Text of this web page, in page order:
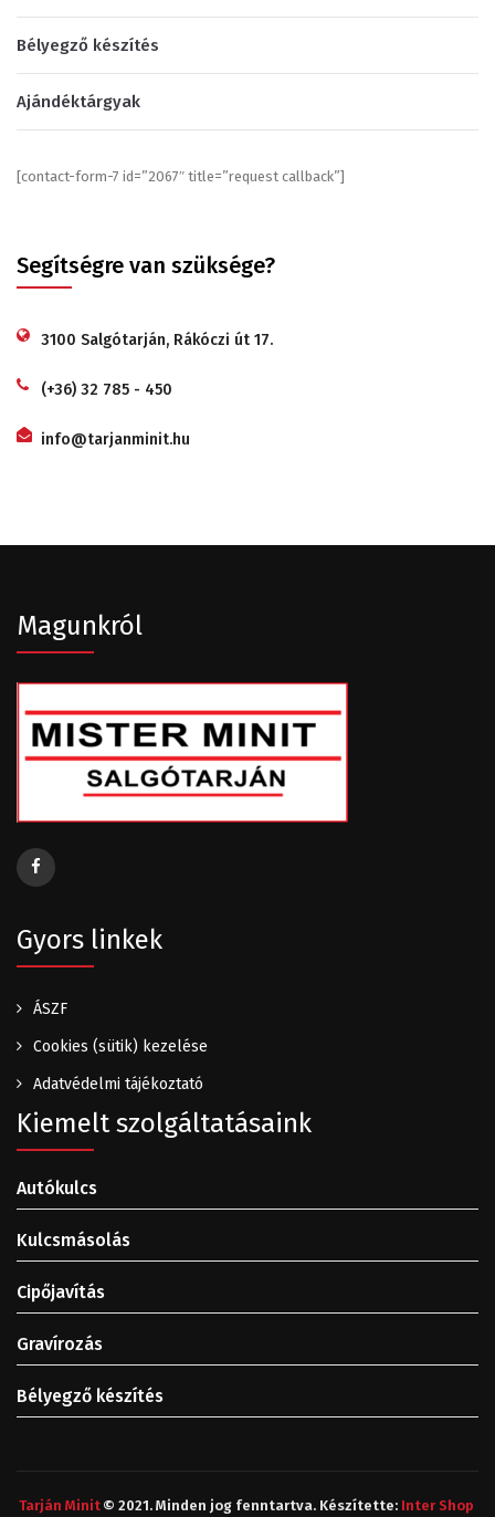
Bélyegző készítés
Ajándéktárgyak
[contact-form-7 id=”2067″ title=”request callback”]
Segítségre van szüksége?
3100 Salgótarján, Rákóczi út 17.
(+36) 32 785 - 450
info@tarjanminit.hu
Magunkról
Gyors linkek
ÁSZF
Cookies (sütik) kezelése
Adatvédelmi tájékoztató
Kiemelt szolgáltatásaink
Autókulcs
Kulcsmásolás
Cipőjavítás
Gravírozás
Bélyegző készítés
Tarján Minit © 2021. Minden jog fenntartva. Készítette: Inter Shop